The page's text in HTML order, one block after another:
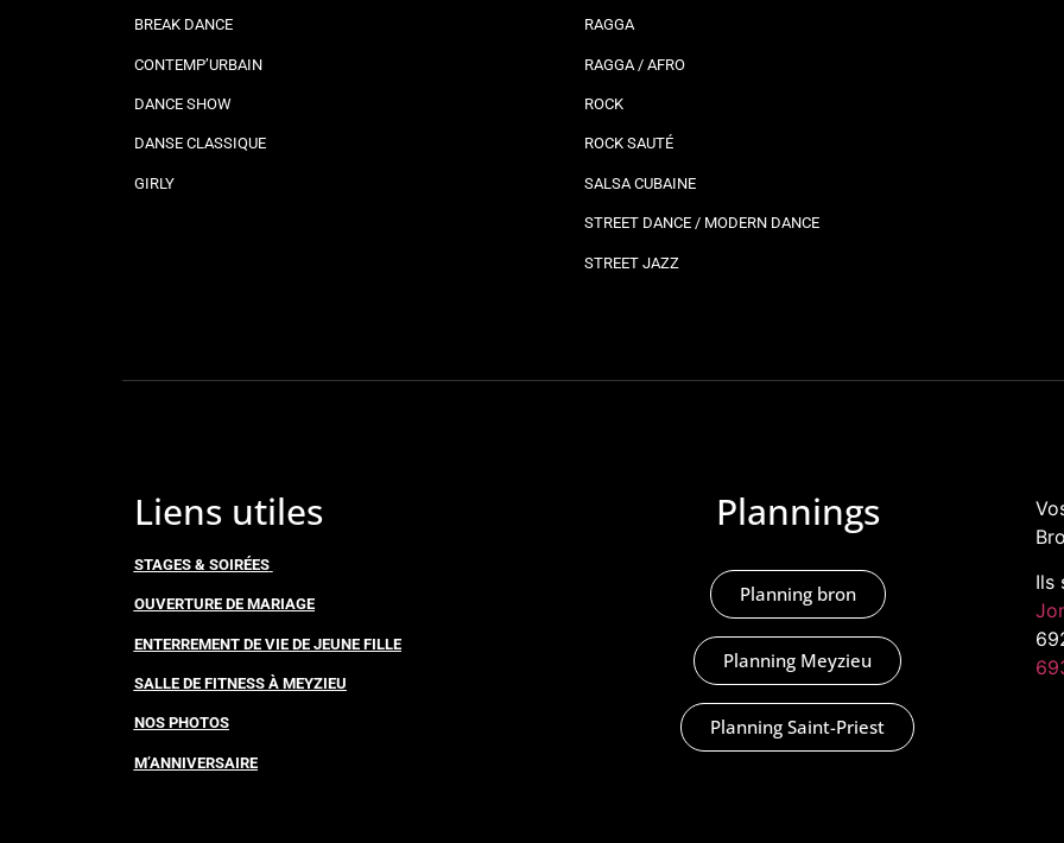
BREAK DANCE
CONTEMP’URBAIN
DANCE SHOW
DANSE CLASSIQUE
GIRLY
RAGGA
RAGGA / AFRO
ROCK
ROCK SAUTÉ
SALSA CUBAINE
STREET DANCE / MODERN DANCE
STREET JAZZ
Liens utiles
STAGES & SOIRÉES
OUVERTURE DE MARIAGE
ENTERREMENT DE VIE DE JEUNE FILLE
SALLE DE FITNESS À MEYZIEU
NOS PHOTOS
M’ANNIVERSAIRE
Plannings
Planning bron
Planning Meyzieu
Planning Saint-Priest
Ils